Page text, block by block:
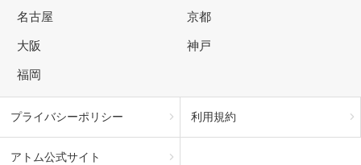
名古屋 京都
大阪 神戸
福岡
プライバシーポリシー 利用規約
アトム公式サイト